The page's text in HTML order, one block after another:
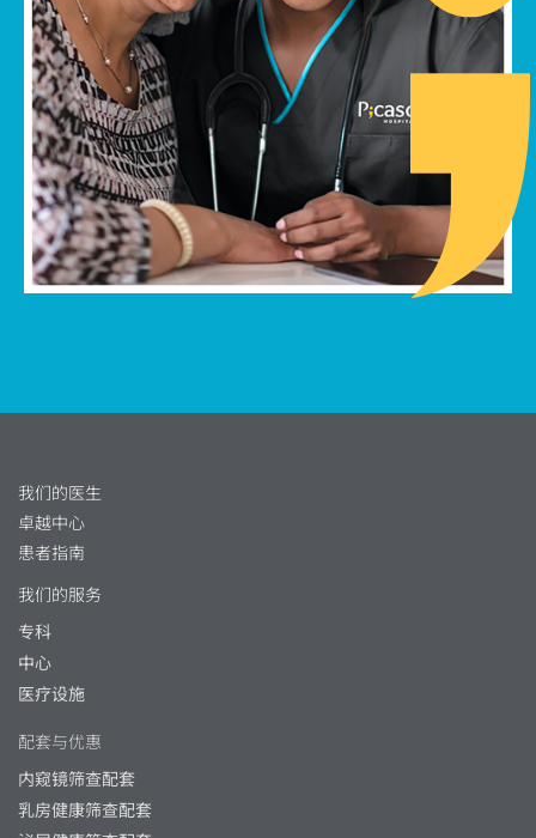
我们的医生
卓越中心
患者指南
我们的服务
专科
中心
医疗设施
配套与优惠
内窥镜筛查配套
乳房健康筛查配套